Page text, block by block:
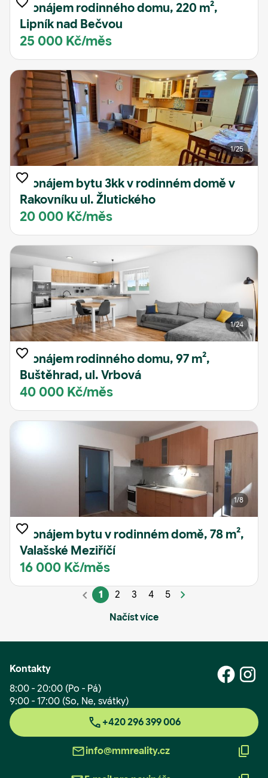
Pronájem rodinného domu, 220 m²,
Lipník nad Bečvou
25 000 Kč/měs
1/25
Pronájem bytu 3kk v rodinném domě v
Rakovníku ul. Žlutického
20 000 Kč/měs
1/24
Pronájem rodinného domu, 97 m²,
Buštěhrad, ul. Vrbová
40 000 Kč/měs
1/8
Pronájem bytu v rodinném domě, 78 m²,
Valašské Meziříčí
16 000 Kč/měs
1 2 3 4
5
Načíst více
Kontakty
8:00 - 20:00 (Po - Pá)
9:00 - 17:00 (So, Ne, svátky)
+420 296 399 006
info@mmreality.cz